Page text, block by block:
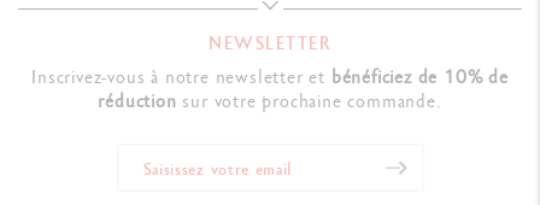
NEWSLETTER
Inscrivez-vous à notre newsletter et bénéficiez de 10% de
réduction sur votre prochaine commande.